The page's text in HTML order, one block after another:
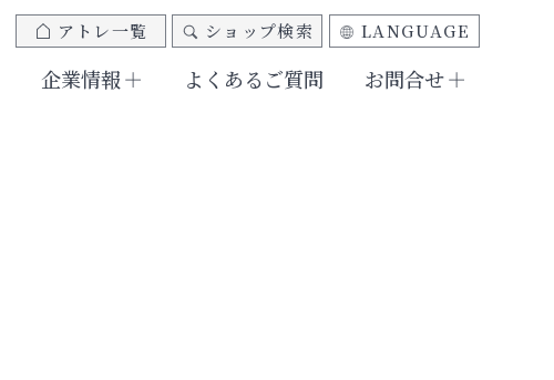
企業情報 よくあるご質問 お問合せ
アトレ一覧 ショップ検索 LANGUAGE